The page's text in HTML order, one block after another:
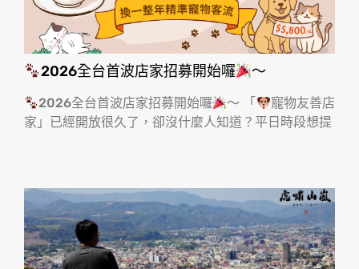
2026全台首波店家招募開始囉 ～
2026全台首波店家招募開始囉 ～ 「
寵物友善店
家」已經開放很久了，卻沒什麼人知道？平日時段想提